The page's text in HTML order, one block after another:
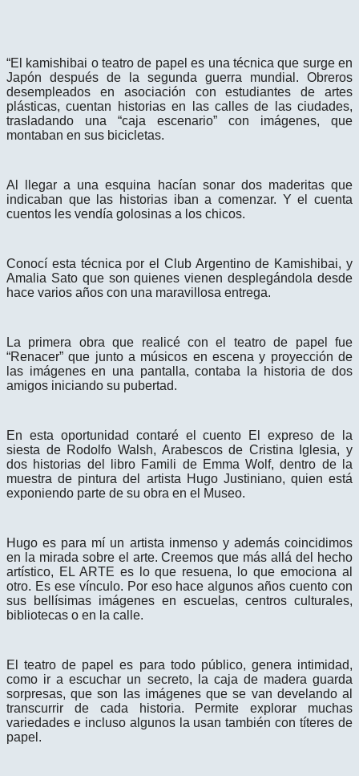
“El kamishibai o teatro de papel es una técnica que surge en
Japón después de la segunda guerra mundial. Obreros
desempleados en asociación con estudiantes de artes
plásticas, cuentan historias en las calles de las ciudades,
trasladando una “caja escenario” con imágenes, que
montaban en sus bicicletas.
Al llegar a una esquina hacían sonar dos maderitas que
indicaban que las historias iban a comenzar. Y el cuenta
cuentos les vendía golosinas a los chicos.
Conocí esta técnica por el Club Argentino de Kamishibai, y
Amalia Sato que son quienes vienen desplegándola desde
hace varios años con una maravillosa entrega.
La primera obra que realicé con el teatro de papel fue
“Renacer” que junto a músicos en escena y proyección de
las imágenes en una pantalla, contaba la historia de dos
amigos iniciando su pubertad.
En esta oportunidad contaré el cuento El expreso de la
siesta de Rodolfo Walsh, Arabescos de Cristina Iglesia, y
dos historias del libro Famili de Emma Wolf, dentro de la
muestra de pintura del artista Hugo Justiniano, quien está
exponiendo parte de su obra en el Museo.
Hugo es para mí un artista inmenso y además coincidimos
en la mirada sobre el arte. Creemos que más allá del hecho
artístico, EL ARTE es lo que resuena, lo que emociona al
otro. Es ese vínculo. Por eso hace algunos años cuento con
sus bellísimas imágenes en escuelas, centros culturales,
bibliotecas o en la calle.
El teatro de papel es para todo público, genera intimidad,
como ir a escuchar un secreto, la caja de madera guarda
sorpresas, que son las imágenes que se van develando al
transcurrir de cada historia. Permite explorar muchas
variedades e incluso algunos la usan también con títeres de
papel.